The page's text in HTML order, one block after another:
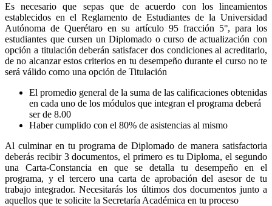
Es necesario que sepas que de acuerdo con los lineamientos
establecidos en el Reglamento de Estudiantes de la Universidad
Autónoma de Querétaro en su artículo 95 fracción 5°, para los
estudiantes que cursen un Diplomado o curso de actualización con
opción a titulación deberán satisfacer dos condiciones al acreditarlo,
de no alcanzar estos criterios en tu desempeño durante el curso no te
será válido como una opción de Titulación
El promedio general de la suma de las calificaciones obtenidas
en cada uno de los módulos que integran el programa deberá
ser de 8.00
Haber cumplido con el 80% de asistencias al mismo
Al culminar en tu programa de Diplomado de manera satisfactoria
deberás recibir 3 documentos, el primero es tu Diploma, el segundo
una Carta-Constancia en que se detalla tu desempeño en el
programa, y el tercero una carta de aprobación del asesor de tu
trabajo integrador. Necesitarás los últimos dos documentos junto a
aquellos que te solicite la Secretaría Académica en tu proceso